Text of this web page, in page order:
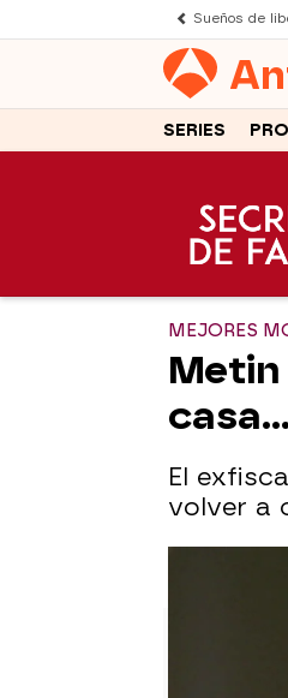
Sueños de
SERIES
MEJORES
Metin
El
volver a
La